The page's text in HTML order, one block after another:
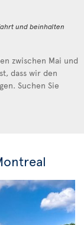
und beinhalten
zwischen Mai und
dass wir den
Suchen Sie